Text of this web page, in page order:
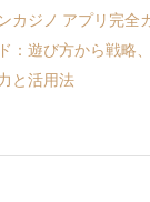
カジノ アプリ完全
：遊び方から戦略
と活用法